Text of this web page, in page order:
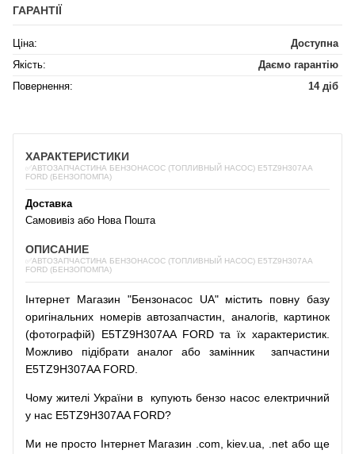
ГАРАНТІЇ
Ціна:
Доступна
Якість:
Даємо гарантію
Повернення:
14 діб
ХАРАКТЕРИСТИКИ
✅АВТОЗАПЧАСТИНА БЕНЗОНАСОС (ТОПЛИВНЫЙ НАСОС) E5TZ9H307AA
FORD (БЕНЗОПОМПА)
Доставка
Самовивіз або Нова Пошта
ОПИСАНИЕ
✅АВТОЗАПЧАСТИНА БЕНЗОНАСОС (ТОПЛИВНЫЙ НАСОС) E5TZ9H307AA
FORD (БЕНЗОПОМПА)
Інтернет Магазин "Бензонасос UA" містить повну базу
оригінальних номерів автозапчастин аналогів,
картинок
(фотографій) E5TZ9H307AA FORD та їх характеристик.
Можливо
підібрати аналог або замінникзапчастини
E5TZ9H307AA FORD.
Чому жителі України в купують бензо насос електричний
у нас E5TZ9H307AA FORD?
Ми не просто Інтернет Магазин .com kiev.ua .net або ще